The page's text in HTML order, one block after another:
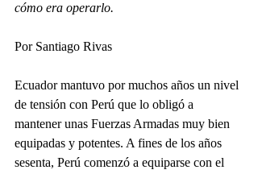
cómo era operarlo.
Por Santiago Rivas
Ecuador mantuvo por muchos años un nivel
de tensión con Perú que lo obligó a
mantener unas Fuerzas Armadas muy bien
equipadas y potentes. A fines de los años
sesenta, Perú comenzó a equiparse con el